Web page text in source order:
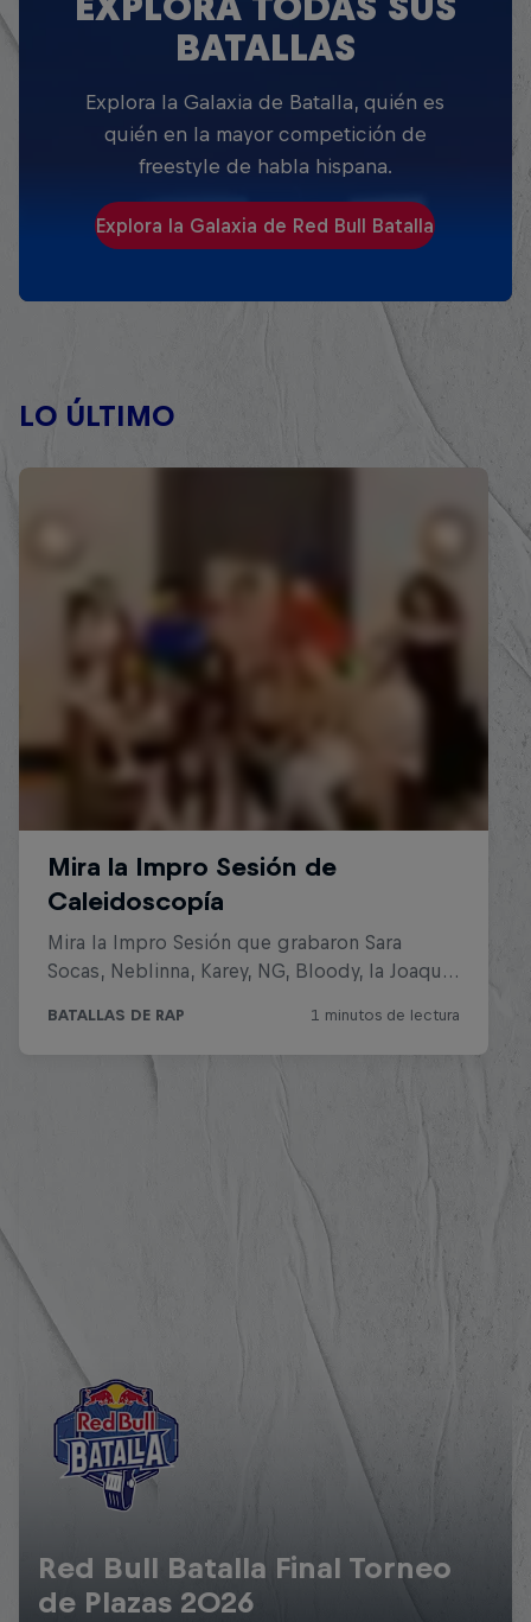
BATALLAS
Explora la Galaxia de Batalla, quién es
quién en la mayor competición de
freestyle de habla hispana.
Explora la Galaxia de Red Bull Batalla
LO ÚLTIMO
Red Bull Batalla Final Torneo
de Plazas 2026